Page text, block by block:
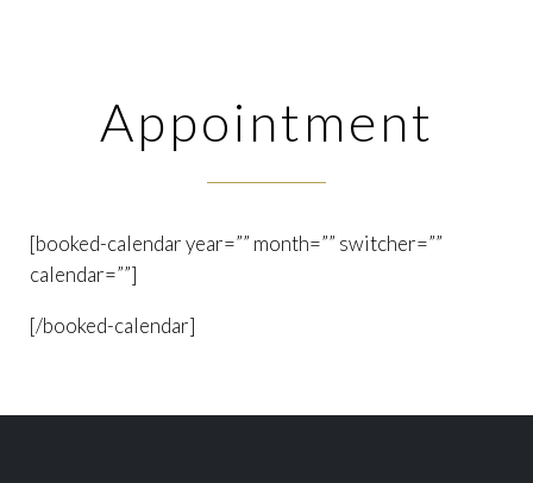
Appointment
[booked-calendar year=”” month=”” switcher=””
calendar=””]
[/booked-calendar]